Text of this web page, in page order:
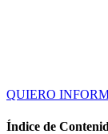
QUIERO
Índice de